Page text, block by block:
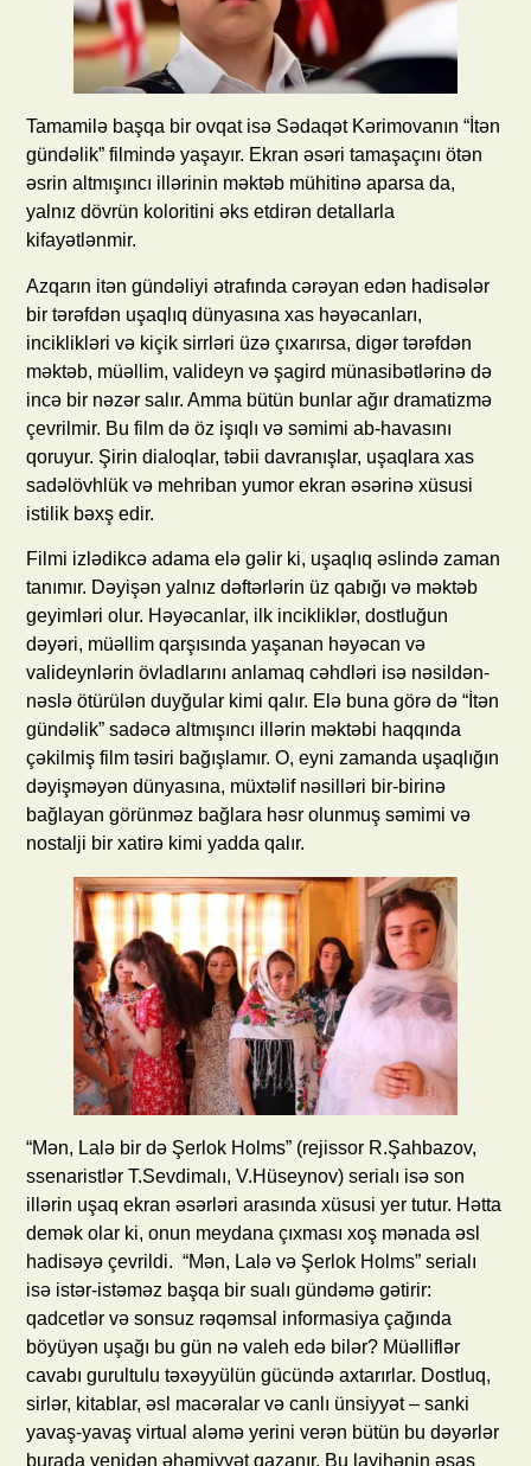
Tamamilə başqa bir ovqat isə Sədaqət Kərimovanın “İtən
gündəlik” filmində yaşayır. Ekran əsəri tamaşaçını ötən
əsrin altmışıncı illərinin məktəb mühitinə aparsa da,
yalnız dövrün koloritini əks etdirən detallarla
kifayətlənmir.
Azqarın itən gündəliyi ətrafında cərəyan edən hadisələr
bir tərəfdən uşaqlıq dünyasına xas həyəcanları,
inciklikləri və kiçik sirrləri üzə çıxarırsa, digər tərəfdən
məktəb, müəllim, valideyn və şagird münasibətlərinə də
incə bir nəzər salır. Amma bütün bunlar ağır dramatizmə
çevrilmir. Bu film də öz işıqlı və səmimi ab-havasını
qoruyur. Şirin dialoqlar, təbii davranışlar, uşaqlara xas
sadəlövhlük və mehriban yumor ekran əsərinə xüsusi
istilik bəxş edir.
Filmi izlədikcə adama elə gəlir ki, uşaqlıq əslində zaman
tanımır. Dəyişən yalnız dəftərlərin üz qabığı və məktəb
geyimləri olur. Həyəcanlar, ilk incikliklər, dostluğun
dəyəri, müəllim qarşısında yaşanan həyəcan və
valideynlərin övladlarını anlamaq cəhdləri isə nəsildən-
nəslə ötürülən duyğular kimi qalır. Elə buna görə də “İtən
gündəlik” sadəcə altmışıncı illərin məktəbi haqqında
çəkilmiş film təsiri bağışlamır. O, eyni zamanda uşaqlığın
dəyişməyən dünyasına, müxtəlif nəsilləri bir-birinə
bağlayan görünməz bağlara həsr olunmuş səmimi və
nostalji bir xatirə kimi yadda qalır.
“Mən, Lalə bir də Şerlok Holms” (rejissor R.Şahbazov,
ssenaristlər T.Sevdimalı, V.Hüseynov) serialı isə son
illərin uşaq ekran əsərləri arasında xüsusi yer tutur. Hətta
demək olar ki, onun meydana çıxması xoş mənada əsl
hadisəyə çevrildi. “Mən, Lalə və Şerlok Holms” serialı
isə istər-istəməz başqa bir sualı gündəmə gətirir:
qadcetlər və sonsuz rəqəmsal informasiya çağında
böyüyən uşağı bu gün nə valeh edə bilər? Müəlliflər
cavabı gurultulu təxəyyülün gücündə axtarırlar. Dostluq,
sirlər, kitablar, əsl macəralar və canlı ünsiyyət – sanki
yavaş-yavaş virtual aləmə yerini verən bütün bu dəyərlər
burada yenidən əhəmiyyət qazanır. Bu layihənin əsas